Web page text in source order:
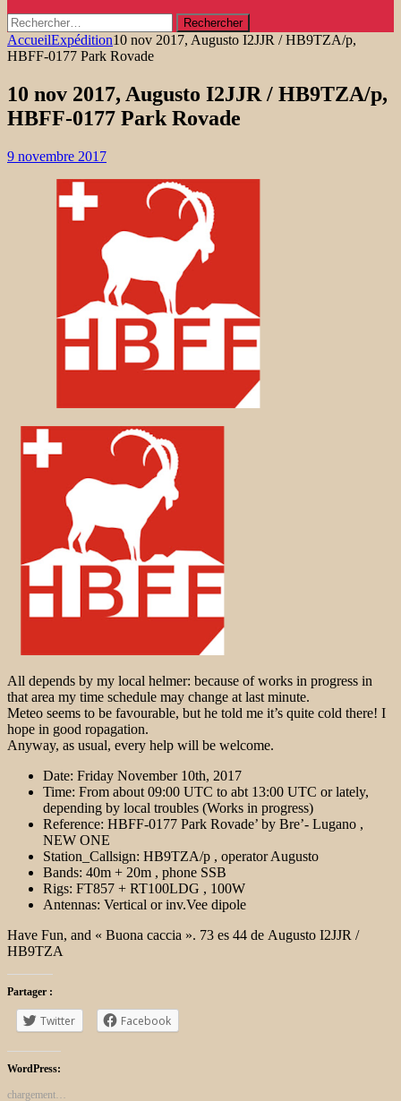
Rechercher :
AccueilExpédition10 nov 2017, Augusto I2JJR / HB9TZA/p,
HBFF-0177 Park Rovade
10 nov 2017, Augusto I2JJR / HB9TZA/p,
HBFF-0177 Park Rovade
9 novembre 2017
All depends by my local helmer: because of works in progress in
that area my time schedule may change at last minute.
Meteo seems to be favourable, but he told me it’s quite cold there! I
hope in good ropagation.
Anyway, as usual, every help will be welcome.
Date: Friday November 10th, 2017
Time: From about 09:00 UTC to abt 13:00 UTC or lately,
depending by local troubles (Works in progress)
Reference: HBFF-0177 Park Rovade’ by Bre’- Lugano ,
NEW ONE
Station_Callsign: HB9TZA/p , operator Augusto
Bands: 40m + 20m , phone SSB
Rigs: FT857 + RT100LDG , 100W
Antennas: Vertical or inv.Vee dipole
Have Fun, and « Buona caccia ». 73 es 44 de Augusto I2JJR /
HB9TZA
Partager :
Twitter Facebook
WordPress:
chargement…